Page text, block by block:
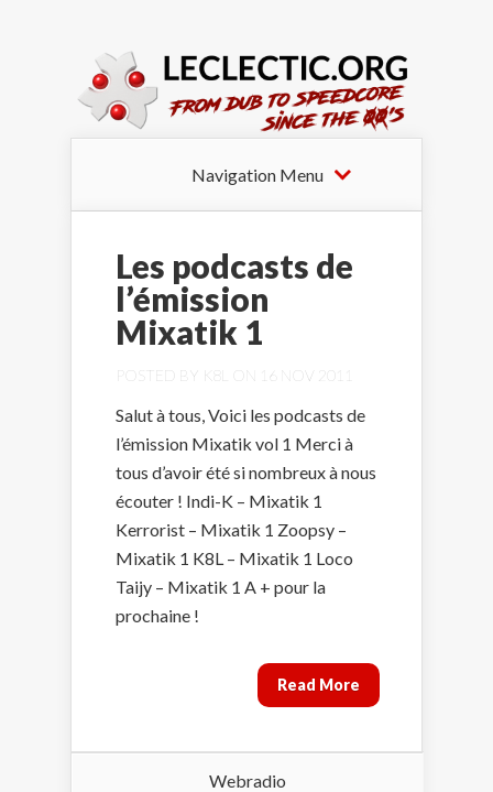
Navigation Menu
Les podcasts de
l’émission
Mixatik 1
POSTED BY K8L ON 16 NOV 2011
Salut à tous, Voici les podcasts de
l’émission Mixatik vol 1 Merci à
tous d’avoir été si nombreux à nous
écouter ! Indi-K – Mixatik 1
Kerrorist – Mixatik 1 Zoopsy –
Mixatik 1 K8L – Mixatik 1 Loco
Taijy – Mixatik 1 A + pour la
prochaine !
Read More
Webradio